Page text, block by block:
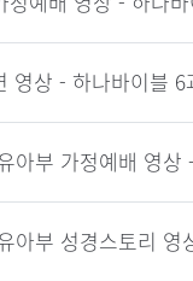
영상 - 하나바이블 6
아부 가정예배 영상
아부 성경스토리 영